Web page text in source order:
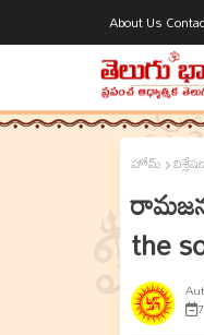
About Us
హోమ్
the